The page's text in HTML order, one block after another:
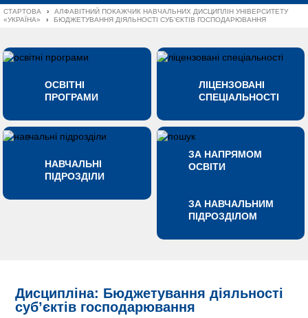
СТАРТОВА ›
АЛФАВІТНИЙ ПОКАЖЧИК НАВЧАЛЬНИХ ДИСЦИПЛІН УНІВЕРСИТЕТУ
«УКРАЇНА»
› БЮДЖЕТУВАННЯ ДІЯЛЬНОСТІ СУБ’ЄКТІВ ГОСПОДАРЮВАННЯ
ОСВІТНІ
ПРОГРАМИ
ЛІЦЕНЗОВАНІ
СПЕЦІАЛЬНОСТІ
НАВЧАЛЬНІ
ПІДРОЗДІЛИ
ЗА НАПРЯМОМ
ОСВІТИ
ЗА НАВЧАЛЬНИМ
ПІДРОЗДІЛОМ
Дисципліна: Бюджетування діяльності
суб’єктів господарювання